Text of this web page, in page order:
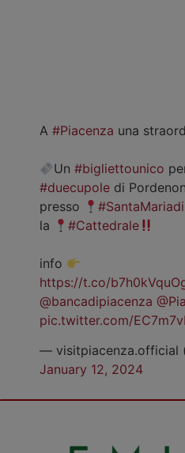
A #Piacenza una
Un#bigliettounico
#duecupole di
presso
la
#Cattedrale
info
https://t.co/
@bancadipiacenza
pic.twitter.com/
— visitpiacenza.official
January 12, 2024